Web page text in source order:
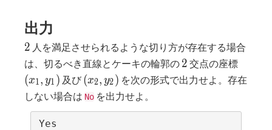
出力
2
2 人を満足させられるような切り方が存在する場合
は、切るべき直線とケーキの輪郭の 2
2 交点の座標
y_1)
(x1, y1 ) 及び (x_2,
y_2)
(x2, y2) を次の形式で出力せよ。存在
しない場合は No を出力せよ。